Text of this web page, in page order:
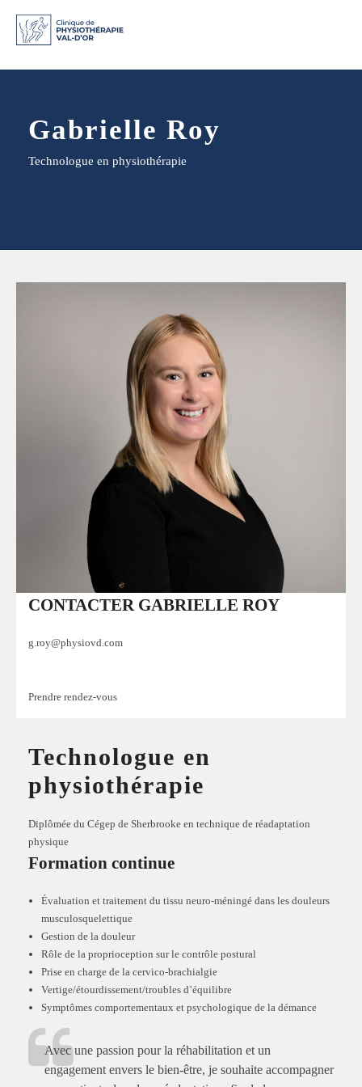
Gabrielle Roy
Technologue en physiothérapie
CONTACTER GABRIELLE ROY
g.roy@physiovd.com
Prendre rendez-vous
Technologue en
physiothérapie
Diplômée du Cégep de Sherbrooke en technique de réadaptation
physique
Formation continue
Évaluation et traitement du tissu neuro-méningé dans les douleurs
musculosquelettique
Gestion de la douleur
Rôle de la proprioception sur le contrôle postural
Prise en charge de la cervico-brachialgie
Vertige/étourdissement/troubles d’équilibre
Symptômes comportementaux et psychologique de la démance
Avec une passion pour la réhabilitation et un
engagement envers le bien-être, je souhaite accompagner